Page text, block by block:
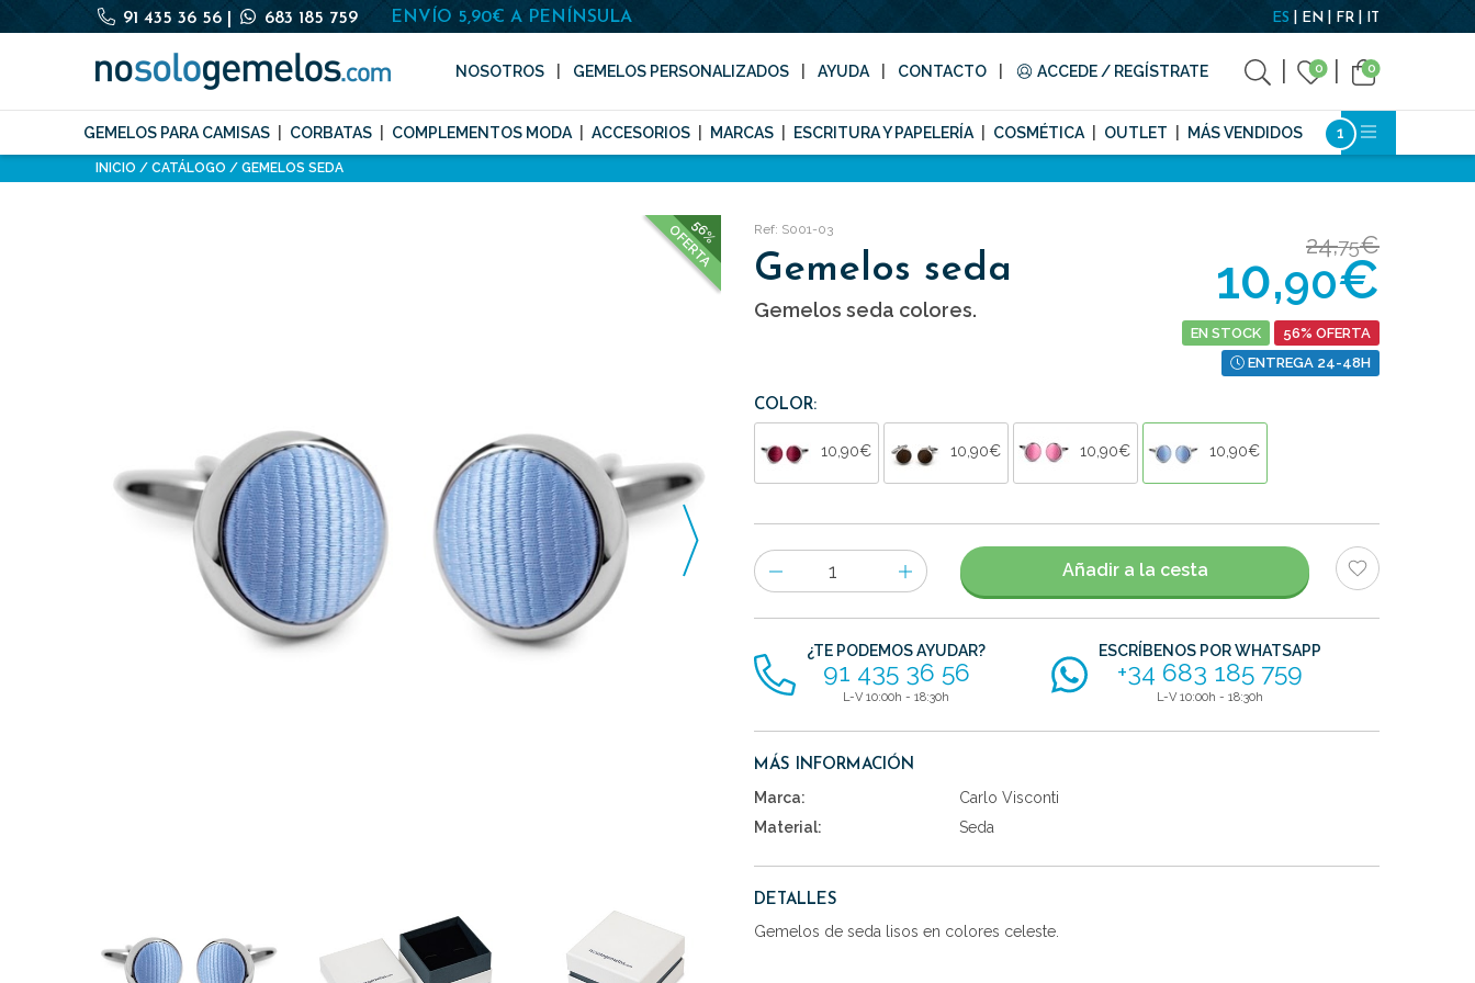
91 435 36 56 683 185 759 ENVÍO 5,90€ A PENÍNSULA ES EN FR IT
NOSOTROS GEMELOS PERSONALIZADOS AYUDA CONTACTO ACCEDE / REGÍSTRATE 0 0
GEMELOS PARA CAMISAS CORBATAS COMPLEMENTOS MODA ACCESORIOS MARCAS ESCRITURA Y PAPELERÍA COSMÉTICA OUTLET MÁS VENDIDOS
INICIO CATÁLOGO GEMELOS SEDA
56%
OFERTA Ref: S001-03
Gemelos seda
Gemelos seda colores.
24,75€
10,90€
EN STOCK
56% OFERTA
ENTREGA 24-48H
COLOR:
10,90€ 10,90€ 10,90€ 10,90€
Número
de
artículos
Añadir a la cesta
¿TE PODEMOS AYUDAR?
91 435 36 56
L-V 10:00h - 18:30h
ESCRÍBENOS POR WHATSAPP
+34 683 185 759
L-V 10:00h - 18:30h
MÁS INFORMACIÓN
Marca:
Carlo Visconti
Material:
Seda
DETALLES
Gemelos de seda lisos en colores celeste.